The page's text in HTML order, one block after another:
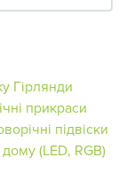
Гірлянди
прикраси
підвіски
(LED, RGB)